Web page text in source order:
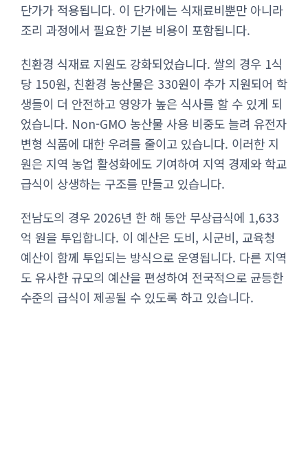
단가가 적용됩니다. 이 단가에는 식재료비뿐만 아니라
조리 과정에서 필요한 기본 비용이 포함됩니다.
친환경 식재료 지원도 강화되었습니다. 쌀의 경우 1식
당 150원, 친환경 농산물은 330원이 추가 지원되어 학
생들이 더 안전하고 영양가 높은 식사를 할 수 있게 되
었습니다. Non-GMO 농산물 사용 비중도 늘려 유전자
변형 식품에 대한 우려를 줄이고 있습니다. 이러한 지
원은 지역 농업 활성화에도 기여하여 지역 경제와 학교
급식이 상생하는 구조를 만들고 있습니다.
전남도의 경우 2026년 한 해 동안 무상급식에 1,633
억 원을 투입합니다. 이 예산은 도비, 시군비, 교육청
예산이 함께 투입되는 방식으로 운영됩니다. 다른 지역
도 유사한 규모의 예산을 편성하여 전국적으로 균등한
수준의 급식이 제공될 수 있도록 하고 있습니다.